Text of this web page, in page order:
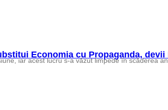
Economia cu Propaganda,
iar acest lucru s-a văzut limpede în scăderea